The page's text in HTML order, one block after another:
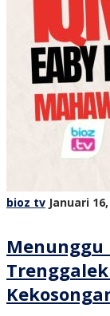
bioz tv Januari